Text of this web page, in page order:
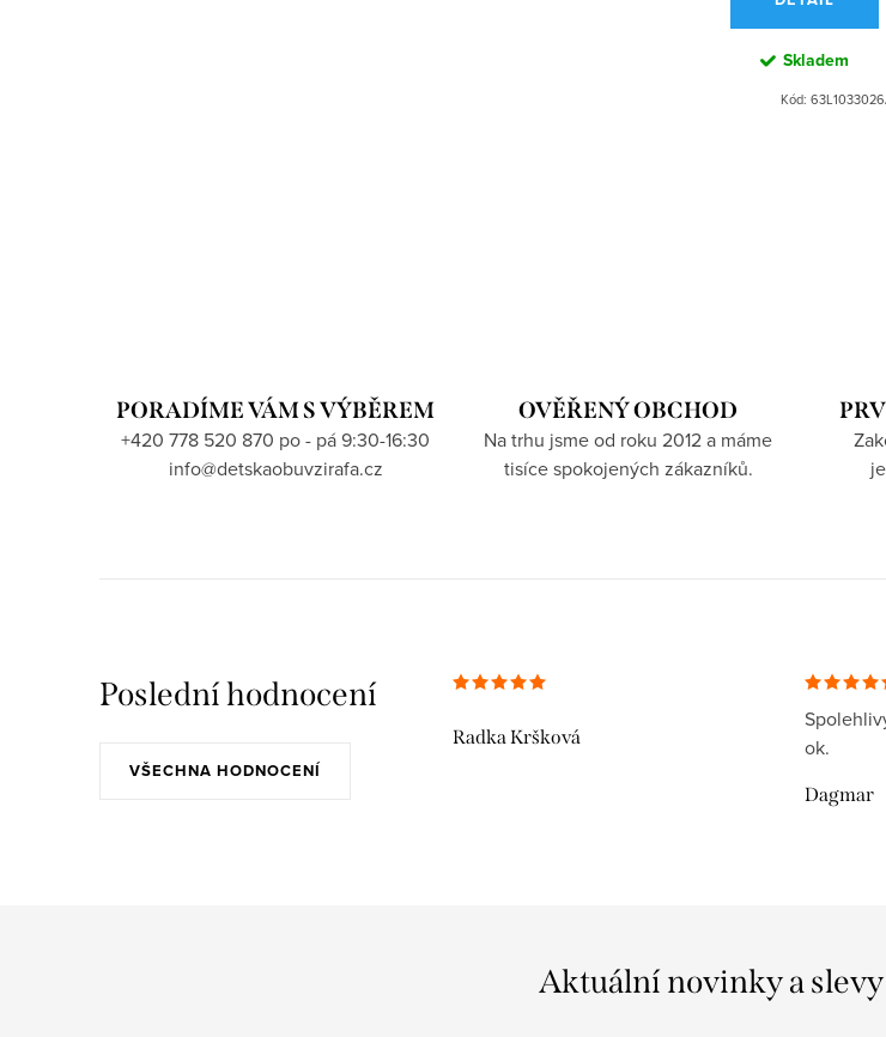
Skladem
Kód:
PORADÍME VÁM S VÝBĚREM
+420 778 520 870 po - pá 9:30-16:30
info@detskaobuvzirafa.cz
OVĚŘENÝ OBCHOD
Na trhu jsme od roku 2012 a máme
tisíce spokojených zákazníků.
Poslední hodnocení
VŠECHNA HODNOCENÍ
Radka Kršková
ok.
Dagmar
Aktuální novinky a slevy